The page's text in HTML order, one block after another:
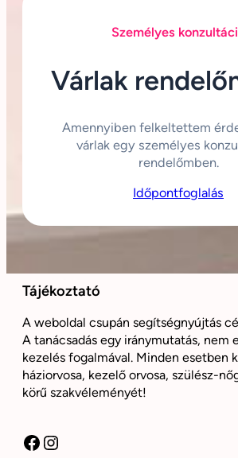
Személyes
Várlak
Amennyiben felkeltettem
várlak egy személyes
rendelőmben.
Időpontfoglalás
Tájékoztató
A weboldal csupán segítségnyújtás
A tanácsadás egy iránymutatás, nem
kezelés fogalmával. Minden esetben
háziorvosa, kezelő orvosa, szülész-
körű szakvéleményét!
Facebook Instagram